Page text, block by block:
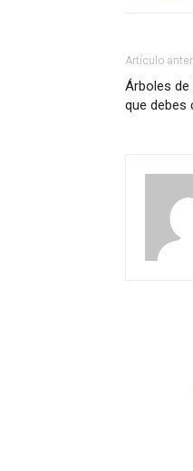
Artículo
Árboles de
que debes